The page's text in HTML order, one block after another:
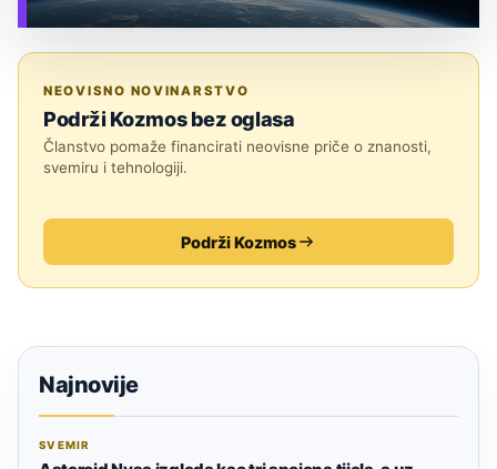
NEOVISNO NOVINARSTVO
Podrži Kozmos bez oglasa
Članstvo pomaže financirati neovisne priče o znanosti,
svemiru i tehnologiji.
Podrži Kozmos
Najnovije
SVEMIR